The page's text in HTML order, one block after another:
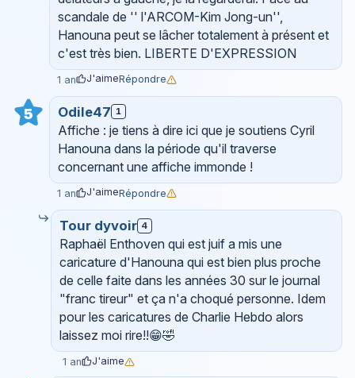
scandale de '' l'ARCOM-Kim Jong-un'',
Hanouna peut se lâcher totalement à présent et
c'est très bien. LIBERTE D'EXPRESSION
1 an J'aimeRépondre
5 Odile47 1
Affiche : je tiens à dire ici que je soutiens Cyril
Hanouna dans la période qu'il traverse
concernant une affiche immonde !
1 an J'aimeRépondre
Tour dyvoir 4
Raphaël Enthoven qui est juif a mis une
caricature d'Hanouna qui est bien plus proche
de celle faite dans les années 30 sur le journal
"franc tireur" et ça n'a choqué personne. Idem
pour les caricatures de Charlie Hebdo alors
laissez moi rire!!😁🤣
1 an J'aime